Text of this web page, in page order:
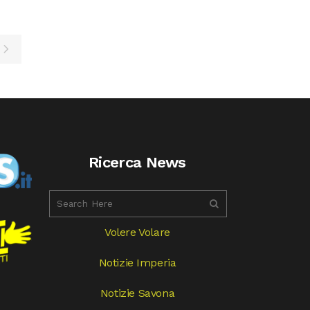
Ricerca News
Volere Volare
Notizie Imperia
Notizie Savona